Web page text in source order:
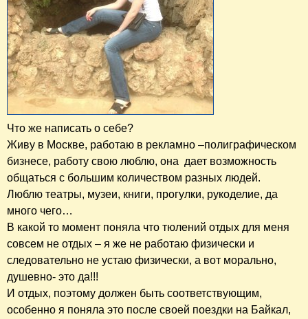
Что же написать о себе?
Живу в Москве, работаю в рекламно –полиграфическом
бизнесе, работу свою люблю, она дает возможность
общаться с большим количеством разных людей.
Люблю театры, музеи, книги, прогулки, рукоделие, да
много чего…
В какой то момент поняла что тюлений отдых для меня
совсем не отдых – я же не работаю физически и
следовательно не устаю физически, а вот морально,
душевно- это да!!!
И отдых, поэтому должен быть соответствующим,
особенно я поняла это после своей поездки на Байкал,